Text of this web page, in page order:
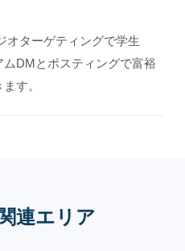
オターゲティングで学生
DMとポスティングで富裕
す。
連エリア